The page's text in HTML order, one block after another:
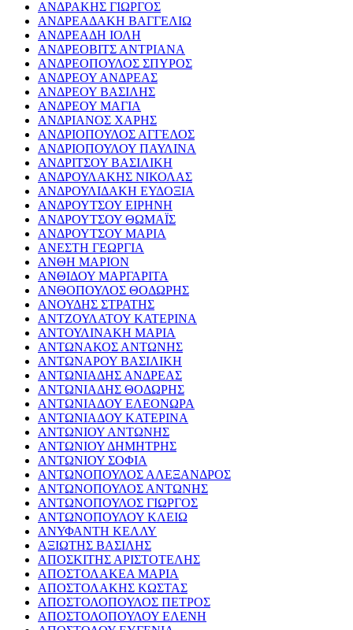
ΑΝΔΡΑΚΗΣ ΓΙΩΡΓΟΣ
ΑΝΔΡΕΑΔΑΚΗ ΒΑΓΓΕΛΙΩ
ΑΝΔΡΕΑΔΗ ΙΟΛΗ
ΑΝΔΡΕΟΒΙΤΣ ΑΝΤΡΙΑΝΑ
ΑΝΔΡΕΟΠΟΥΛΟΣ ΣΠΥΡΟΣ
ΑΝΔΡΕΟΥ ΑΝΔΡΕΑΣ
ΑΝΔΡΕΟΥ ΒΑΣΙΛΗΣ
ΑΝΔΡΕΟΥ ΜΑΓΙΑ
ΑΝΔΡΙΑΝΟΣ ΧΑΡΗΣ
ΑΝΔΡΙΟΠΟΥΛΟΣ ΑΓΓΕΛΟΣ
ΑΝΔΡΙΟΠΟΥΛΟΥ ΠΑΥΛΙΝΑ
ΑΝΔΡΙΤΣΟΥ ΒΑΣΙΛΙΚΗ
ΑΝΔΡΟΥΛΑΚΗΣ ΝΙΚΟΛΑΣ
ΑΝΔΡΟΥΛΙΔΑΚΗ ΕΥΔΟΞΙΑ
ΑΝΔΡΟΥΤΣΟΥ ΕΙΡΗΝΗ
ΑΝΔΡΟΥΤΣΟΥ ΘΩΜΑΪΣ
ΑΝΔΡΟΥΤΣΟΥ ΜΑΡΙΑ
ΑΝΕΣΤΗ ΓΕΩΡΓΙΑ
ΑΝΘΗ ΜΑΡΙΟΝ
ΑΝΘΙΔΟΥ ΜΑΡΓΑΡΙΤΑ
ΑΝΘΟΠΟΥΛΟΣ ΘΟΔΩΡΗΣ
ΑΝΟΥΔΗΣ ΣΤΡΑΤΗΣ
ΑΝΤΖΟΥΛΑΤΟΥ ΚΑΤΕΡΙΝΑ
ΑΝΤΟΥΛΙΝΑΚΗ ΜΑΡΙΑ
ΑΝΤΩΝΑΚΟΣ ΑΝΤΩΝΗΣ
ΑΝΤΩΝΑΡΟΥ ΒΑΣΙΛΙΚΗ
ΑΝΤΩΝΙΑΔΗΣ ΑΝΔΡΕΑΣ
ΑΝΤΩΝΙΑΔΗΣ ΘΟΔΩΡΗΣ
ΑΝΤΩΝΙΑΔΟΥ ΕΛΕΟΝΩΡΑ
ΑΝΤΩΝΙΑΔΟΥ ΚΑΤΕΡΙΝΑ
ΑΝΤΩΝΙΟΥ ΑΝΤΩΝΗΣ
ΑΝΤΩΝΙΟΥ ΔΗΜΗΤΡΗΣ
ΑΝΤΩΝΙΟΥ ΣΟΦΙΑ
ΑΝΤΩΝΟΠΟΥΛΟΣ ΑΛΕΞΑΝΔΡΟΣ
ΑΝΤΩΝΟΠΟΥΛΟΣ ΑΝΤΩΝΗΣ
ΑΝΤΩΝΟΠΟΥΛΟΣ ΓΙΩΡΓΟΣ
ΑΝΤΩΝΟΠΟΥΛΟΥ ΚΛΕΙΩ
ΑΝΥΦΑΝΤΗ ΚΕΛΛΥ
ΑΞΙΩΤΗΣ ΒΑΣΙΛΗΣ
ΑΠΟΣΚΙΤΗΣ ΑΡΙΣΤΟΤΕΛΗΣ
ΑΠΟΣΤΟΛΑΚΕΑ ΜΑΡΙΑ
ΑΠΟΣΤΟΛΑΚΗΣ ΚΩΣΤΑΣ
ΑΠΟΣΤΟΛΟΠΟΥΛΟΣ ΠΕΤΡΟΣ
ΑΠΟΣΤΟΛΟΠΟΥΛΟΥ ΕΛΕΝΗ